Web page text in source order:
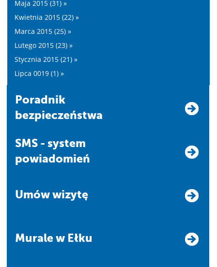
Maja 2015 (31) »
Kwietnia 2015 (22) »
Marca 2015 (25) »
Lutego 2015 (23) »
Stycznia 2015 (21) »
Lipca 0019 (1) »
Poradnik
bezpieczeństwa
SMS - system
powiadomień
Umów wizytę
Murale w Ełku